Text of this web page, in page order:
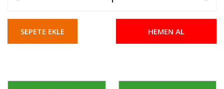
SEPETE EKLE HEMEN AL